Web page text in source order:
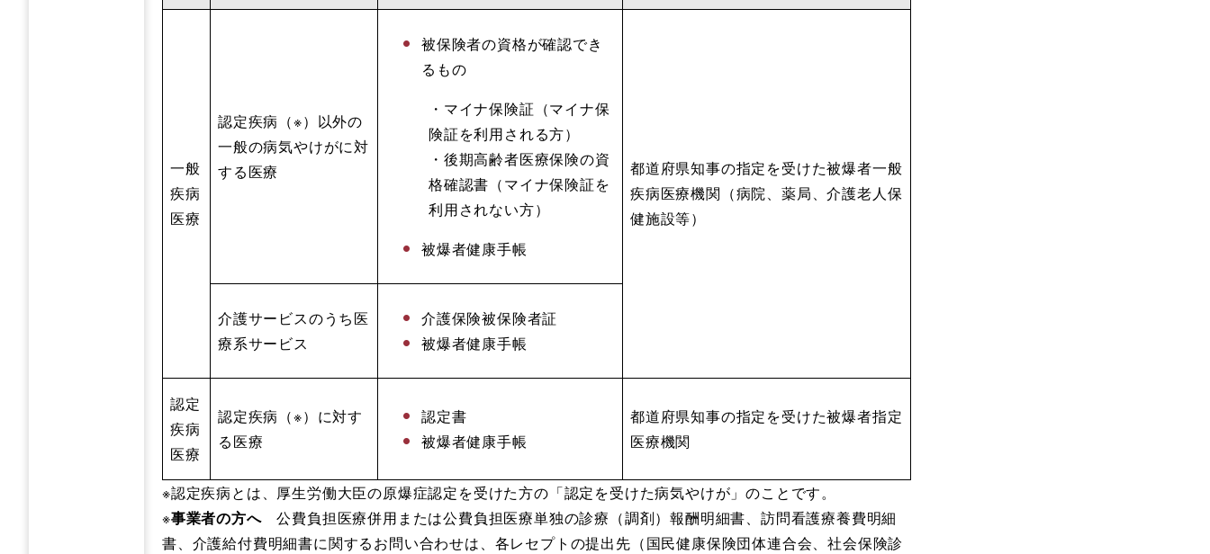
一般
疾病
医療
認定疾病（※）以外の
一般の病気やけがに対
する医療
被保険者の資格が確認でき
るもの
・マイナ保険証（マイナ保
険証を利用される方）
・後期高齢者医療保険の資
格確認書（マイナ保険証を
利用されない方）
被爆者健康手帳
都道府県知事の指定を受けた被爆者一般
疾病医療機関（病院、薬局、介護老人保
健施設等）
介護サービスのうち医
療系サービス
介護保険被保険者証
被爆者健康手帳
認定
疾病
医療
認定疾病（※）に対す
る医療
認定書
被爆者健康手帳
都道府県知事の指定を受けた被爆者指定
医療機関
※認定疾病とは、厚生労働大臣の原爆症認定を受けた方の「認定を受けた病気やけが」のことです。
※事業者の方へ公費負担医療併用または公費負担医療単独の診療（調剤）報酬明細書、訪問看護療養費明細
書、介護給付費明細書に関するお問い合わせは、各レセプトの提出先（国民健康保険団体連合会、社会保険診